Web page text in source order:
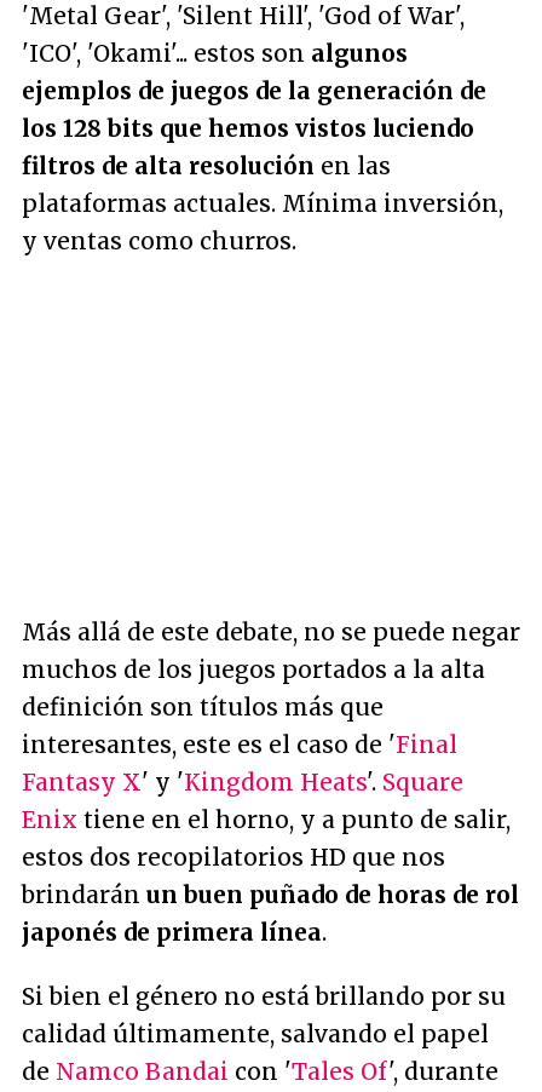
'Metal Gear', 'Silent Hill', 'God of War',
'ICO', 'Okami'... estos son algunos
ejemplos de juegos de la generación de
los 128 bits que hemos vistos luciendo
filtros de alta resolución en las
plataformas actuales. Mínima inversión,
y ventas como churros.
Más allá de este debate, no se puede negar
muchos de los juegos portados a la alta
definición son títulos más que
interesantes, este es el caso de 'Final
Fantasy X' y 'Kingdom Heats'. Square
Enix tiene en el horno, y a punto de salir,
estos dos recopilatorios HD que nos
brindarán un buen puñado de horas de rol
japonés de primera línea.
Si bien el género no está brillando por su
calidad últimamente, salvando el papel
de Namco Bandai con 'Tales Of', durante